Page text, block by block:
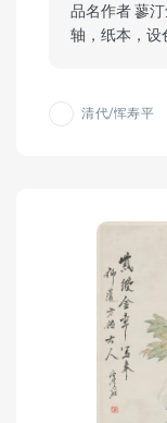
品名作者 蓼
轴，纸本，设
清代/恽寿平